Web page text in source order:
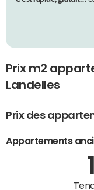
Prix m2
Landelles
Prix des
Appartements